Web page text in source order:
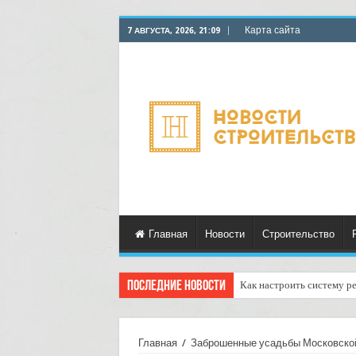
7 АВГУСТА, 2026, 21:09 Карта сайта
Главная Новости Строительство
Последние новости Как настроить систему
Главная / Заброшенные усадьбы